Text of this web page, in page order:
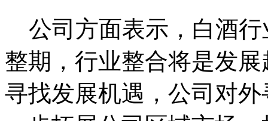
公司方面表示，白酒行
整期，行业整合将是发
寻找发展机遇，公司对